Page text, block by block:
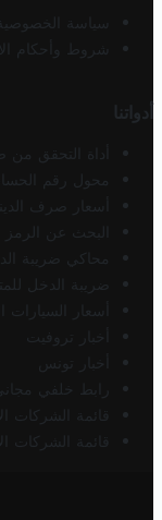
سياسة الخصوصية
شروط وأحكام
أدواتنا
أداة التحقق من
محول رقم
أسعار صرف
البحث عن
محاكي ضريبة
ضريبة الدخل
أسعار
أخبار تروفيت
أخبار تونس
رابط خلفي
قائمة الشركات
قائمة الشركات